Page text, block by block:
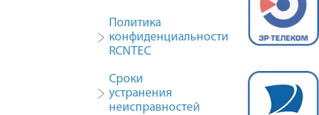
Политика
конфиденциальности
RCNTEC
Сроки
устранения
неисправностей